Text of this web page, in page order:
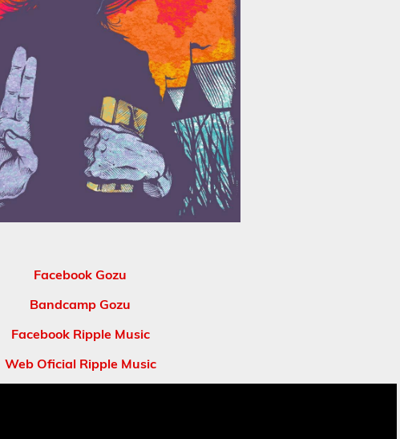
Facebook Gozu
Bandcamp Gozu
Facebook Ripple Music
Web Oficial Ripple Music